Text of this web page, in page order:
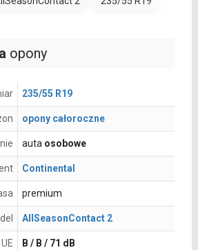
opony
235/55 R19
opony całoroczne
auta osobowe
Continental
premium
AllSeasonContact 2
B / B / 71 dB